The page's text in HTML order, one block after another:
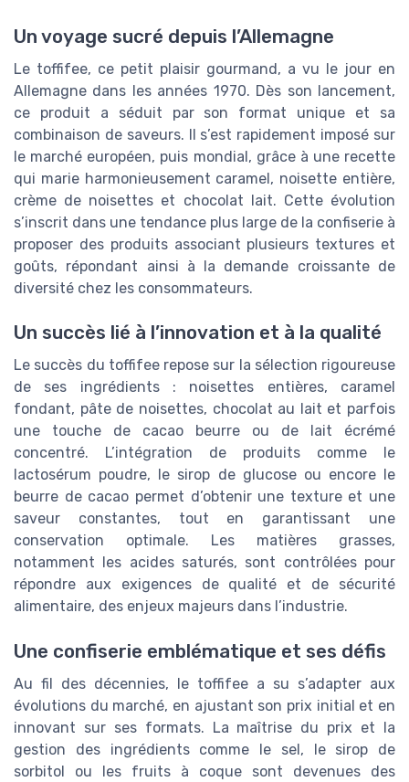
Un voyage sucré depuis l’Allemagne
Le toffifee, ce petit plaisir gourmand, a vu le jour en
Allemagne dans les années 1970. Dès son lancement,
ce produit a séduit par son format unique et sa
combinaison de saveurs. Il s’est rapidement imposé sur
le marché européen, puis mondial, grâce à une recette
qui marie harmonieusement caramel, noisette entière,
crème de noisettes et chocolat lait. Cette évolution
s’inscrit dans une tendance plus large de la confiserie à
proposer des produits associant plusieurs textures et
goûts, répondant ainsi à la demande croissante de
diversité chez les consommateurs.
Un succès lié à l’innovation et à la qualité
Le succès du toffifee repose sur la sélection rigoureuse
de ses ingrédients : noisettes entières, caramel
fondant, pâte de noisettes, chocolat au lait et parfois
une touche de cacao beurre ou de lait écrémé
concentré. L’intégration de produits comme le
lactosérum poudre, le sirop de glucose ou encore le
beurre de cacao permet d’obtenir une texture et une
saveur constantes, tout en garantissant une
conservation optimale. Les matières grasses,
notamment les acides saturés, sont contrôlées pour
répondre aux exigences de qualité et de sécurité
alimentaire, des enjeux majeurs dans l’industrie.
Une confiserie emblématique et ses défis
Au fil des décennies, le toffifee a su s’adapter aux
évolutions du marché, en ajustant son prix initial et en
innovant sur ses formats. La maîtrise du prix et la
gestion des ingrédients comme le sel, le sirop de
sorbitol ou les fruits à coque sont devenues des